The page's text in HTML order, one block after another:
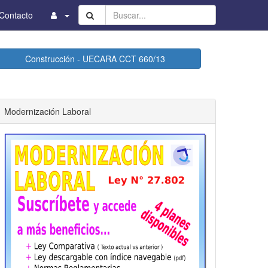
Buscar...
Construcción - UECARA CCT 660/13
Modernización Laboral